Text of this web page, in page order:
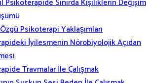
Psikoterapide Sınırda Kişiliklerin Değişim
Psikoterapi Yaklaşımları
İyilesmenin Nörobiyolojik Açıdan
Travmalar İle Çalışmak